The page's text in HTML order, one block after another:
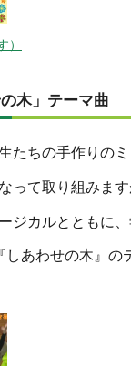
）
木」テーマ曲
たちの手作りの
って取り組みま
ジカルとともに
あわせの木』の